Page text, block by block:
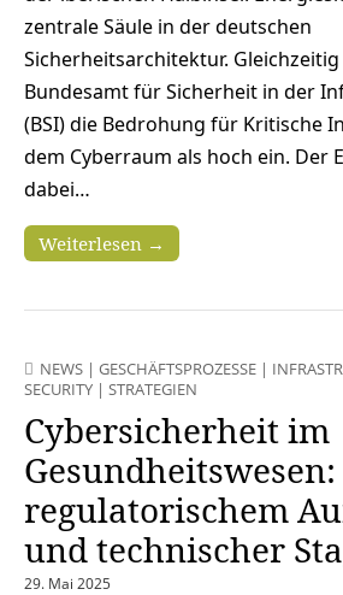
zentrale Säule in der deutschen
Sicherheitsarchitektur.
Bundesamt für Sicherheit in der
(BSI) die Bedrohung für Kritische
dem Cyberraum als hoch ein. Der
dabei…
Weiterlesen →
NEWS | GESCHÄFTSPROZESSE |
SECURITY | STRATEGIEN
Cybersicherheit im
regulatorischem
und technischer
29. Mai 2025